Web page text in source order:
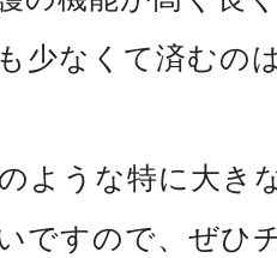
少なくて済むの
ような特に大き
ですので、ぜひ